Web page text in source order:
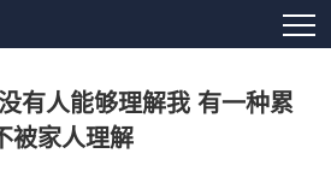
有人能够理解我 有一种累
被家人理解